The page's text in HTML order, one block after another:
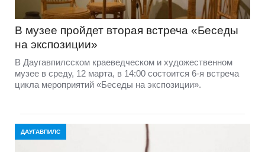
В музее пройдет вторая встреча «Беседы
на экспозиции»
В Даугавпилсском краеведческом и художественном
музее в среду, 12 марта, в 14:00 состоится 6-я встреча
цикла мероприятий «Беседы на экспозиции».
ДАУГАВПИЛС